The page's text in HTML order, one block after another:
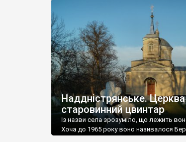
виявилося більше семи гектарів.
абсолютну звичайність польського
оманливим – […]
Наддністрянське.
старовинний цвинтар
Із назви села зрозуміло, що лежить
Хоча до 1965 року воно називалося